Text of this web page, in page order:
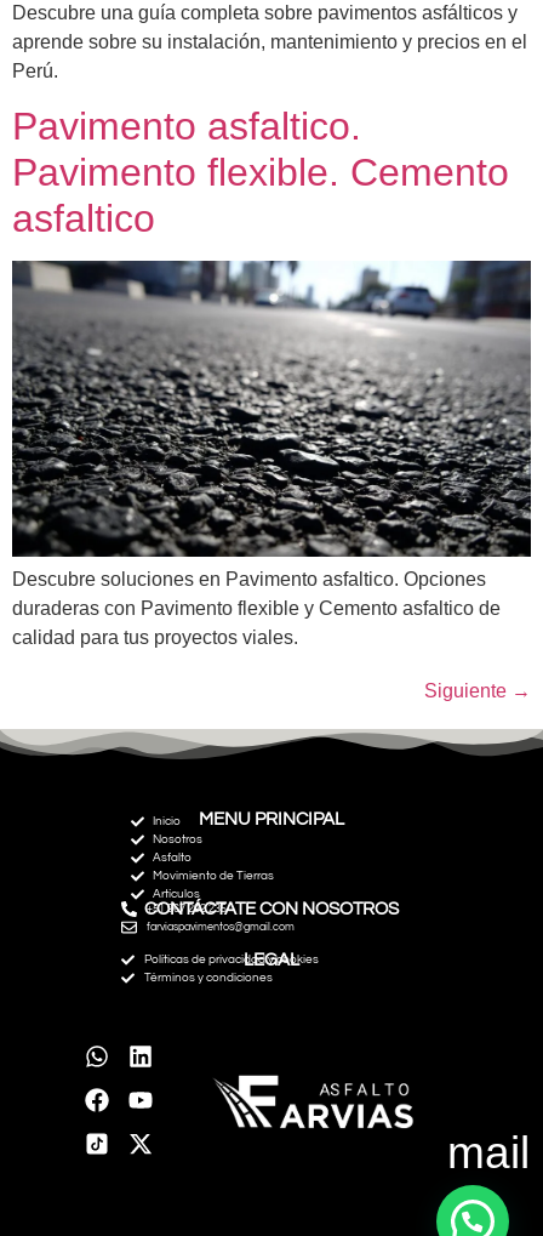
mail
Descubre una guía completa sobre pavimentos asfálticos y
aprende sobre su instalación, mantenimiento y precios en el
Perú.
Pavimento asfaltico.
Pavimento flexible. Cemento
asfaltico
Descubre soluciones en Pavimento asfaltico. Opciones
duraderas con Pavimento flexible y Cemento asfaltico de
calidad para tus proyectos viales.
Siguiente →
MENU PRINCIPAL
Inicio
Nosotros
Asfalto
Movimiento de Tierras
Artículos
CONTÁCTATE CON NOSOTROS
+51 967 292 235
farviaspavimentos@gmail.com
Políticas de privacidad y cookies
Términos y condiciones
LEGAL